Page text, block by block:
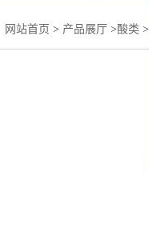
网站首页 > 产品展厅 >酸类 >